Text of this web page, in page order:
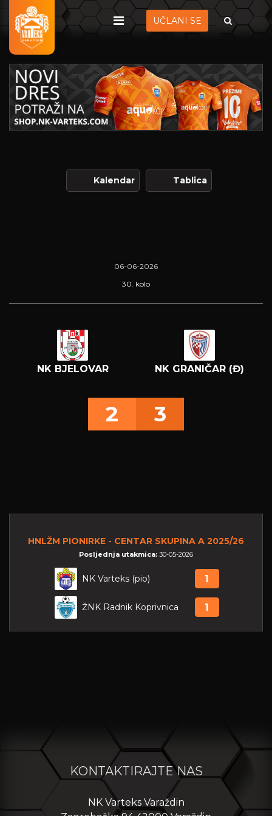
UČLANI SE
Kalendar Tablica
06-06-2026
30. kolo
NK BJELOVAR NK GRANIČAR (Đ)
2 3
HNLŽM PIONIRKE - CENTAR SKUPINA A 2025/26
Posljednja utakmica: 30-05-2026
NK Varteks (pio) 1
ŽNK Radnik Koprivnica 1
KONTAKTIRAJTE NAS
NK Varteks Varaždin